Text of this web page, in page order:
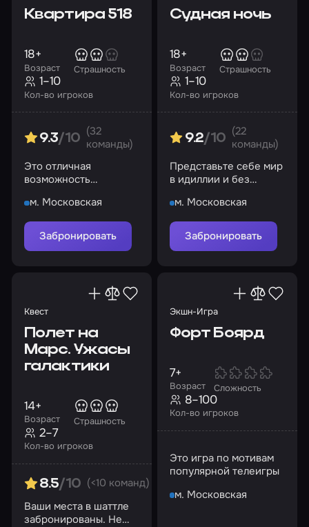
Квартира 518
Возраст
18+
Страшность
Кол-во игроков
1–10
9.3/10
(32
команды)
Это отличная
возможность
м. Московская
Забронировать
Судная ночь
Возраст
18+
Страшность
Кол-во игроков
1–10
9.2/10
(22
команды)
Представьте себе мир
в идиллии и без
недоверия, но что за
этим стоит?
м. Московская
Забронировать
Квест
Полет на
Марс. Ужасы
галактики
Возраст
14+
Страшность
Кол-во игроков
2–7
8.5/10 (<10 команд)
Ваши места в шаттле
забронированы. Не
Экшн-Игра
Форт Боярд
Возраст
7+
Сложность
Кол-во игроков
8–100
Это игра по мотивам
популярной телеигры
м. Московская